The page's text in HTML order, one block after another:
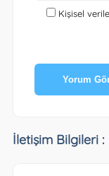
Kişisel
Yorum
İletişim Bilgileri :